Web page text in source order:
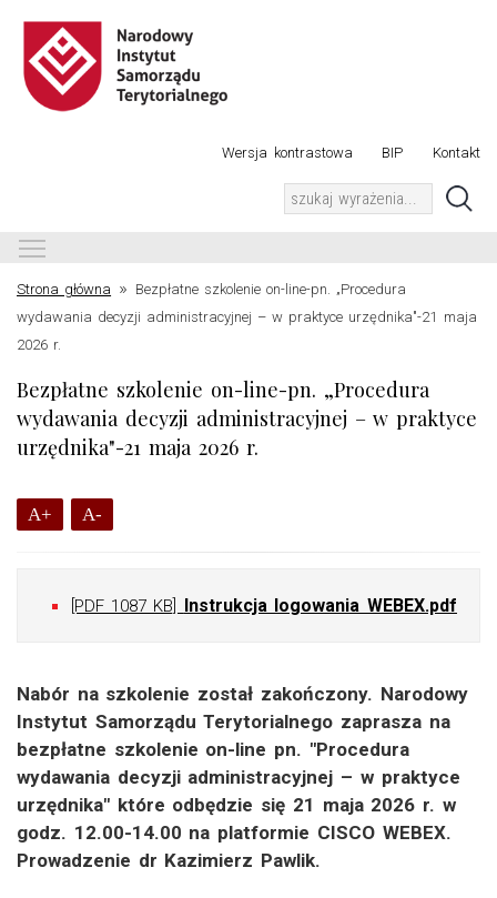
Wersja kontrastowa BIP Kontakt
Strona główna » Bezpłatne szkolenie on-line-pn. „Procedura
wydawania decyzji administracyjnej – w praktyce urzędnika"-21 maja
2026 r.
Bezpłatne szkolenie on-line-pn. „Procedura
wydawania decyzji administracyjnej – w praktyce
urzędnika"-21 maja 2026 r.
A+ A-
[PDF 1087 KB] Instrukcja logowania WEBEX.pdf
Nabór na szkolenie został zakończony. Narodowy
Instytut Samorządu Terytorialnego zaprasza na
bezpłatne szkolenie on-line pn. "Procedura
wydawania decyzji administracyjnej – w praktyce
urzędnika" które odbędzie się 21 maja 2026 r. w
godz. 12.00-14.00 na platformie CISCO WEBEX.
Prowadzenie dr Kazimierz Pawlik.